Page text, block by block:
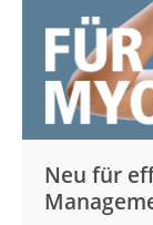
Neu für